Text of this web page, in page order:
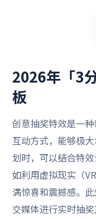
2026年「3
板
创意抽奖特效是一
互动方式，能够极
划时，可以结合特
如利用虚拟现实（
满惊喜和震撼感。
交媒体进行实时抽